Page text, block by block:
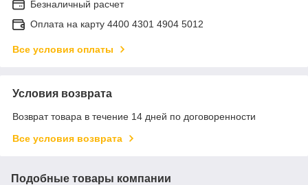
Безналичный расчет
Оплата на карту 4400 4301 4904 5012
Все условия оплаты
Условия возврата
Возврат товара в течение 14 дней по договоренности
Все условия возврата
Подобные товары компании